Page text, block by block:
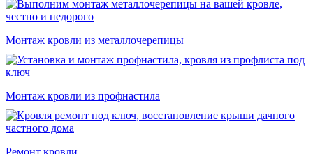
Монтаж кровли из металлочерепицы
Монтаж кровли из профнастила
Ремонт кровли